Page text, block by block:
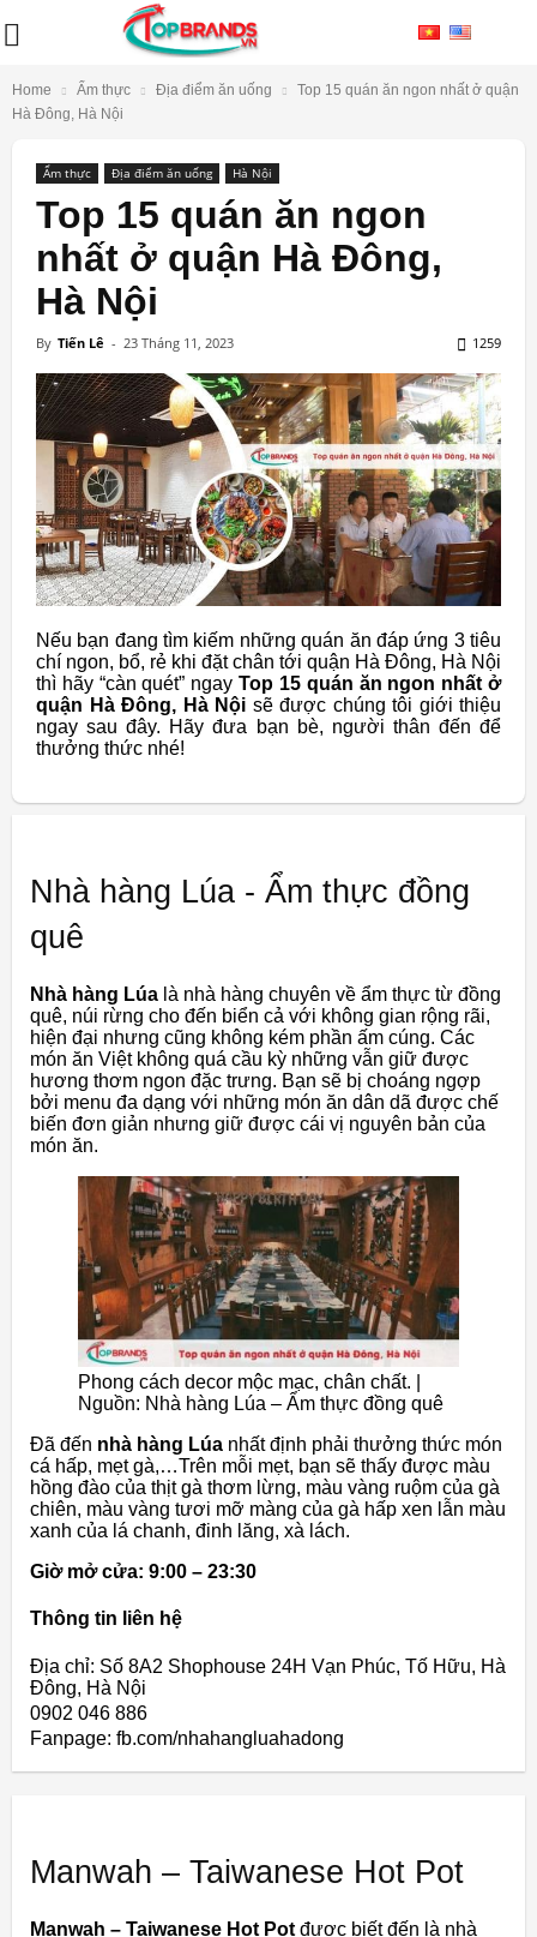
Home Ẩm thực Địa điểm ăn uống
Top 15 quán ăn ngon nhất ở quận
Hà Đông, Hà Nội
Ẩm thực Địa điểm ăn uống Hà Nội
Top 15 quán ăn ngon
nhất ở quận Hà Đông,
Hà Nội
By Tiến Lê - 23 Tháng 11, 2023 1259
Nếu bạn đang tìm kiếm những quán ăn đáp ứng 3 tiêu
chí ngon, bổ, rẻ khi đặt chân tới quận Hà Đông, Hà Nội
thì hãy “càn quét” ngay Top 15 quán ăn ngon nhất ở
quận Hà Đông, Hà Nội sẽ được chúng tôi giới thiệu
ngay sau đây. Hãy đưa bạn bè, người thân đến để
thưởng thức nhé!
Nhà hàng Lúa - Ẩm thực đồng
quê
Nhà hàng Lúa là nhà hàng chuyên về ẩm thực từ đồng
quê, núi rừng cho đến biển cả với không gian rộng rãi,
hiện đại nhưng cũng không kém phần ấm cúng. Các
món ăn Việt không quá cầu kỳ những vẫn giữ được
hương thơm ngon đặc trưng. Bạn sẽ bị choáng ngợp
bởi menu đa dạng với những món ăn dân dã được chế
biến đơn giản nhưng giữ được cái vị nguyên bản của
món ăn.
Phong cách decor mộc mạc, chân chất. |
Nguồn: Nhà hàng Lúa – Ẩm thực đồng quê
Đã đến nhà hàng Lúa nhất định phải thưởng thức món
cá hấp, mẹt gà,…Trên mỗi mẹt, bạn sẽ thấy được màu
hồng đào của thịt gà thơm lừng, màu vàng ruộm của gà
chiên, màu vàng tươi mỡ màng của gà hấp xen lẫn màu
xanh của lá chanh, đinh lăng, xà lách.
Giờ mở cửa: 9:00 – 23:30
Thông tin liên hệ
Địa chỉ: Số 8A2 Shophouse 24H Vạn Phúc, Tố Hữu, Hà
Đông, Hà Nội
0902 046 886
Fanpage: fb.com/nhahangluahadong
Manwah – Taiwanese Hot Pot
Manwah – Taiwanese Hot Pot được biết đến là nhà